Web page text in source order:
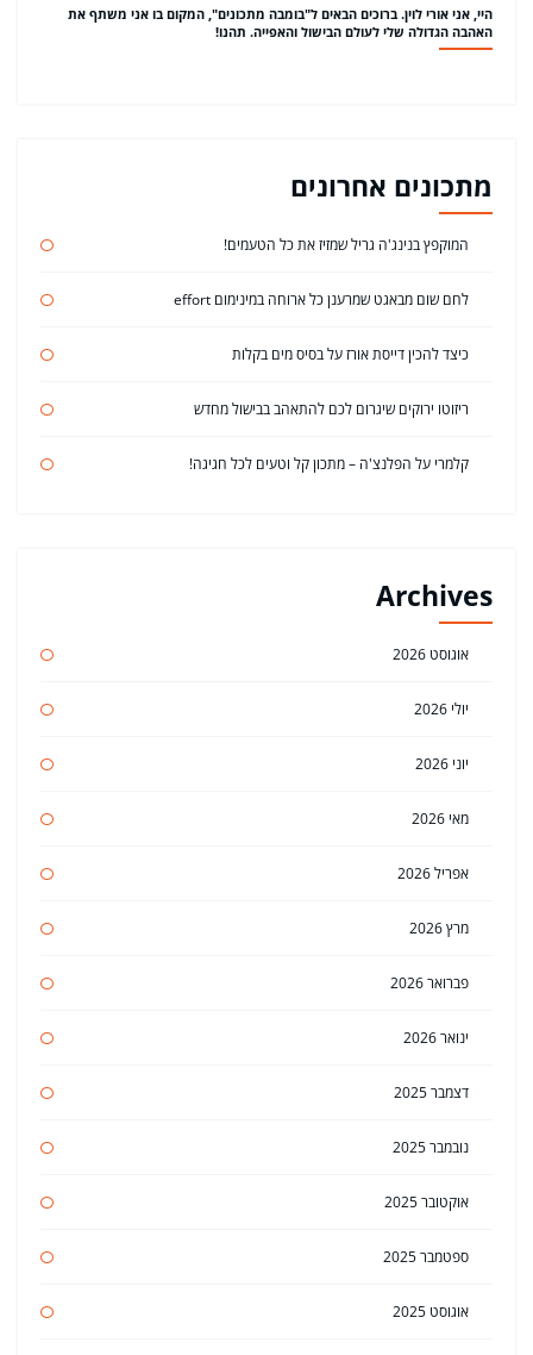
היי, אני אורי לוין. ברוכים הבאים ל"בומבה מתכונים", המקום בו אני משתף את
האהבה הגדולה שלי לעולם הבישול והאפייה. תהנו!
מתכונים אחרונים
המוקפץ בנינג'ה גריל שמזיז את כל הטעמים!
לחם שום מבאגט שמרענן כל ארוחה במינימום effort
כיצד להכין דייסת אורז על בסיס מים בקלות
ריזוטו ירוקים שיגרום לכם להתאהב בבישול מחדש
קלמרי על הפלנצ'ה – מתכון קל וטעים לכל חגיגה!
Archives
אוגוסט 2026
יולי 2026
יוני 2026
מאי 2026
אפריל 2026
מרץ 2026
פברואר 2026
ינואר 2026
דצמבר 2025
נובמבר 2025
אוקטובר 2025
ספטמבר 2025
אוגוסט 2025